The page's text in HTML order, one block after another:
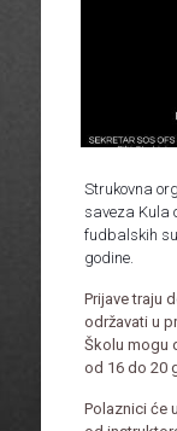
Strukovna
saveza Kula
fudbalskih
godine.
Prijave traju
održavati u
Školu mogu
od 16 do 20
Polaznici će